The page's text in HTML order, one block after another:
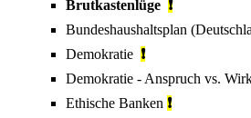
Brutkastenlüge ❗
Bundeshaushaltsplan
Demokratie ❗
Demokratie - Anspruch vs.
Ethische Banken ❗